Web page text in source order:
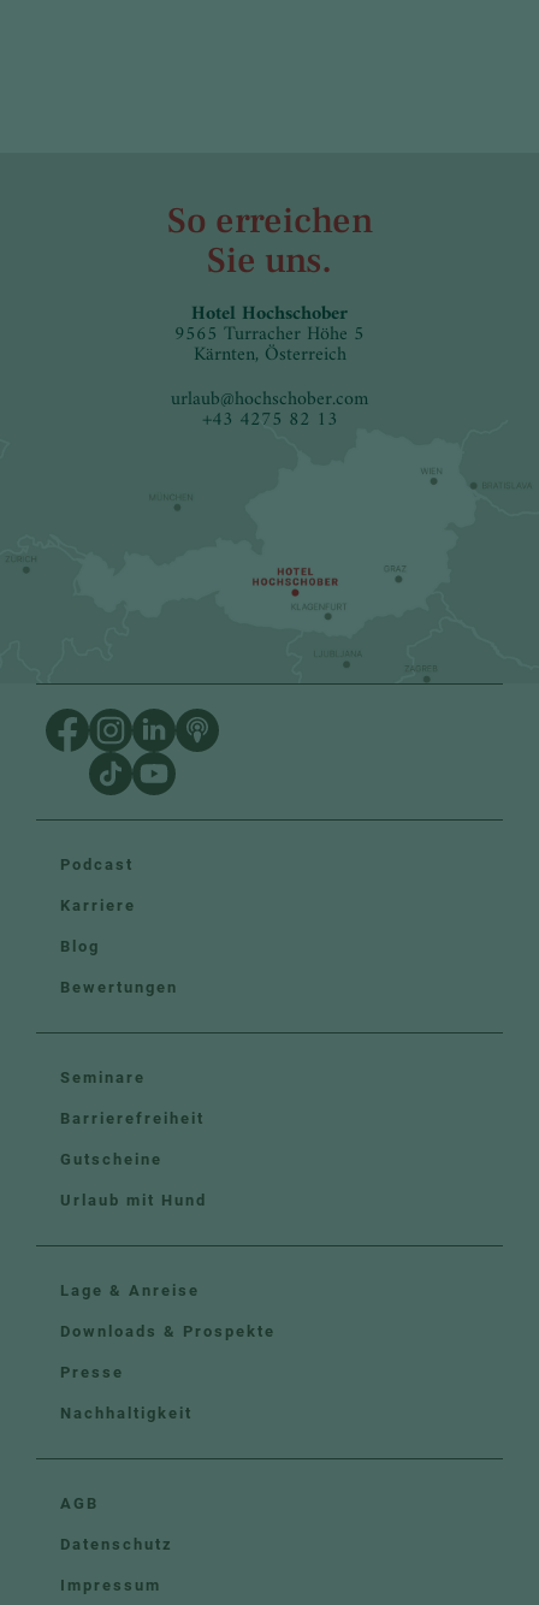
So erreichen
Sie uns.
Hotel Hochschober
9565 Turracher Höhe 5
Kärnten, Österreich
urlaub@hochschober.com
+43 4275 82 13
Podcast
Karriere
Blog
Bewertungen
Seminare
Barrierefreiheit
Gutscheine
Urlaub mit Hund
Lage & Anreise
Downloads & Prospekte
Presse
Nachhaltigkeit
AGB
Datenschutz
Impressum